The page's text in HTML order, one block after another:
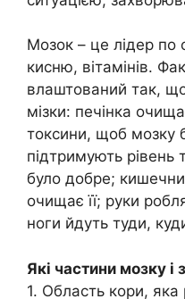
Мозок – це лідер по
кисню, вітамінів.
влаштований так,
мізки: печінка
токсини, щоб мозку
підтримують рівень
було добре;
очищає її; руки
ноги йдуть туди,
Які частини мозку і
1. Область кори, яка